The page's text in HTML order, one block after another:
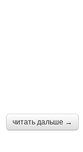
читать дальше →